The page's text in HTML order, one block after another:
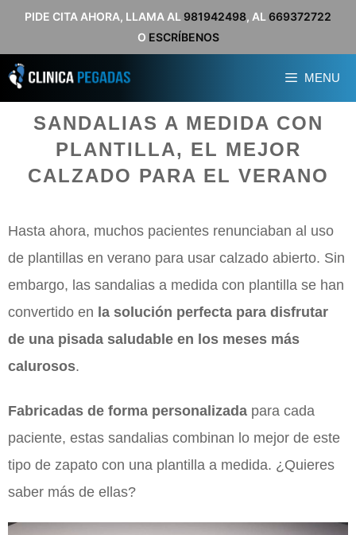
Saltar
contenido
PIDE CITA AHORA, LLAMA AL 981942498, AL 669372722
O ESCRÍBENOS
MENU
SANDALIAS A MEDIDA CON
PLANTILLA, EL MEJOR
CALZADO PARA EL VERANO
Hasta ahora, muchos pacientes renunciaban al uso
de plantillas en verano para usar calzado abierto. Sin
embargo, las sandalias a medida con plantilla se han
convertido en la solución perfecta para disfrutar
de una pisada saludable en los meses más
calurosos.
Fabricadas de forma personalizada para cada
paciente, estas sandalias combinan lo mejor de este
tipo de zapato con una plantilla a medida. ¿Quieres
saber más de ellas?